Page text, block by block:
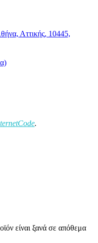
Αττικής, 10445,
.
είναι ξανά σε απόθεμα